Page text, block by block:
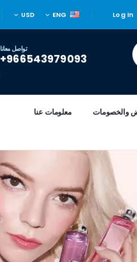
Log In
ENG
USD
تواصل معانا
966543979093+
والخصومات معلومات عنا